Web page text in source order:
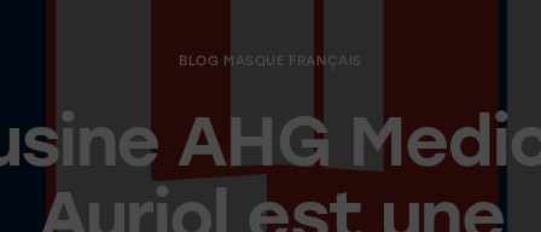
BLOG MASQUE FRANÇAIS
AHG